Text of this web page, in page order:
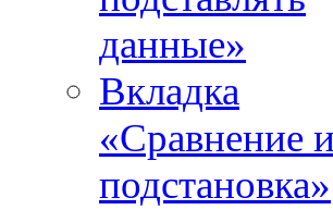
данные»
Вкладка
«Сравнение и
подстановка»